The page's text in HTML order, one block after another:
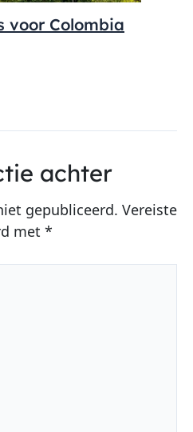
voor Colombia
achter
gepubliceerd. Vereiste
met *